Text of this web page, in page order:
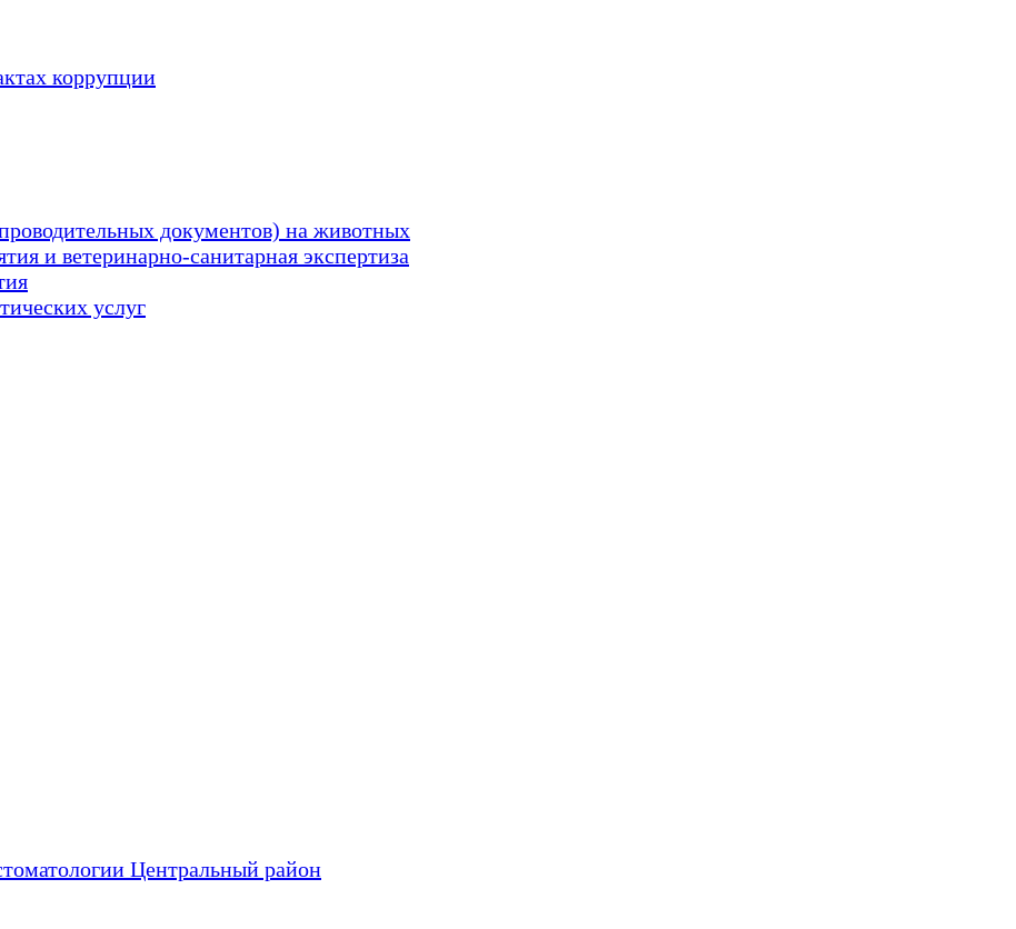
коррупции
документов) на животных
и ветеринарно-санитарная экспертиза
услуг
Центральный район